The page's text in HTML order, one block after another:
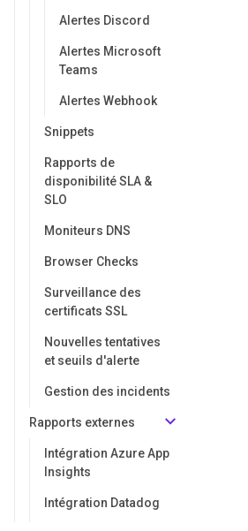
Alertes Discord
Alertes Microsoft
Teams
Alertes Webhook
Snippets
Rapports de
disponibilité SLA &
SLO
Moniteurs DNS
Browser Checks
Surveillance des
certificats SSL
Nouvelles tentatives
et seuils d'alerte
Gestion des incidents
Rapports externes
Intégration Azure App
Insights
Intégration Datadog